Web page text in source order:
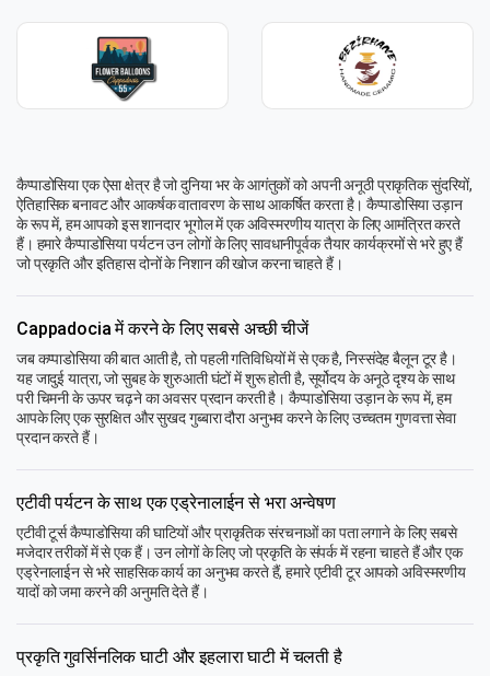
कैप्पाडोसिया एक ऐसा क्षेत्र है जो दुनिया भर के आगंतुकों को अपनी अनूठी प्राकृतिक सुंदरियों,
ऐतिहासिक बनावट और आकर्षक वातावरण के साथ आकर्षित करता है। कैप्पाडोसिया उड़ान
के रूप में, हम आपको इस शानदार भूगोल में एक अविस्मरणीय यात्रा के लिए आमंत्रित करते
हैं। हमारे कैप्पाडोसिया पर्यटन उन लोगों के लिए सावधानीपूर्वक तैयार कार्यक्रमों से भरे हुए हैं
जो प्रकृति और इतिहास दोनों के निशान की खोज करना चाहते हैं।
Cappadocia में करने के लिए सबसे अच्छी चीजें
जब कप्पाडोसिया की बात आती है, तो पहली गतिविधियों में से एक है, निस्संदेह बैलून टूर है।
यह जादुई यात्रा, जो सुबह के शुरुआती घंटों में शुरू होती है, सूर्योदय के अनूठे दृश्य के साथ
परी चिमनी के ऊपर चढ़ने का अवसर प्रदान करती है। कैप्पाडोसिया उड़ान के रूप में, हम
आपके लिए एक सुरक्षित और सुखद गुब्बारा दौरा अनुभव करने के लिए उच्चतम गुणवत्ता सेवा
प्रदान करते हैं।
एटीवी पर्यटन के साथ एक एड्रेनालाईन से भरा अन्वेषण
एटीवी टूर्स कैप्पाडोसिया की घाटियों और प्राकृतिक संरचनाओं का पता लगाने के लिए सबसे
मजेदार तरीकों में से एक हैं। उन लोगों के लिए जो प्रकृति के संपर्क में रहना चाहते हैं और एक
एड्रेनालाईन से भरे साहसिक कार्य का अनुभव करते हैं, हमारे एटीवी टूर आपको अविस्मरणीय
यादों को जमा करने की अनुमति देते हैं।
प्रकृति गुवर्सिनलिक घाटी और इहलारा घाटी में चलती है